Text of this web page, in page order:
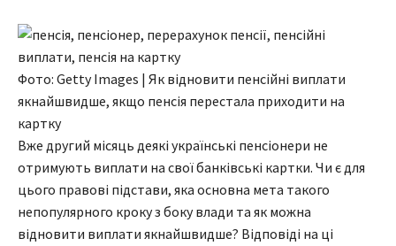
Фото: Getty Images | Як відновити пенсійні виплати
якнайшвидше, якщо пенсія перестала приходити на
картку
Вже другий місяць деякі українські пенсіонери не
отримують виплати на свої банківські картки. Чи є для
цього правові підстави, яка основна мета такого
непопулярного кроку з боку влади та як можна
відновити виплати якнайшвидше? Відповіді на ці